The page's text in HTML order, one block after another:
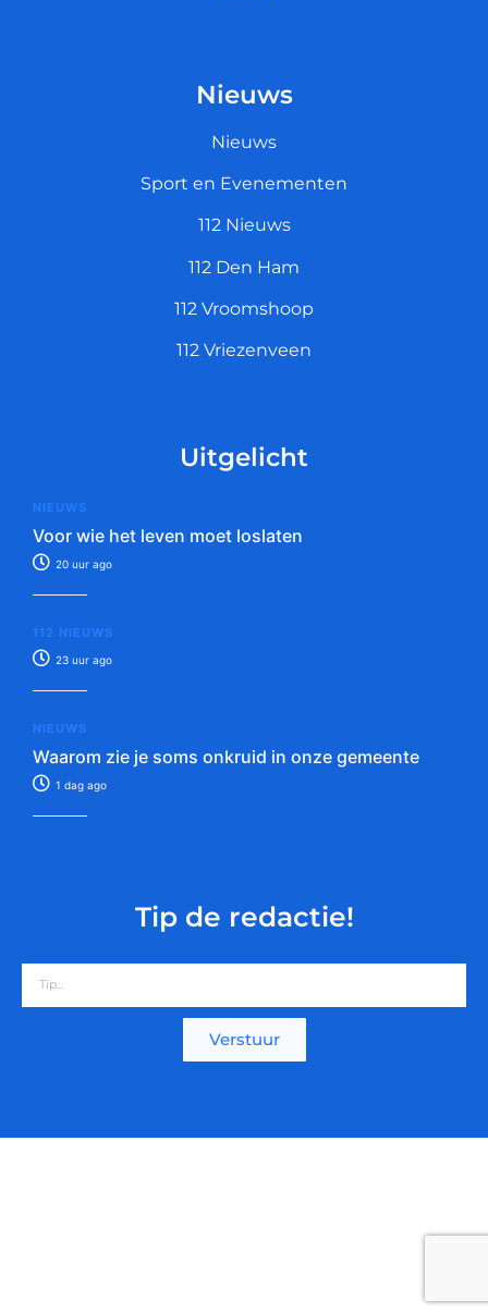
Nieuws
Nieuws
Sport en Evenementen
112 Nieuws
112 Den Ham
112 Vroomshoop
112 Vriezenveen
Uitgelicht
NIEUWS
Voor wie het leven moet loslaten
20 uur ago
112 NIEUWS
23 uur ago
NIEUWS
Waarom zie je soms onkruid in onze gemeente
1 dag ago
Tip de redactie!
Verstuur